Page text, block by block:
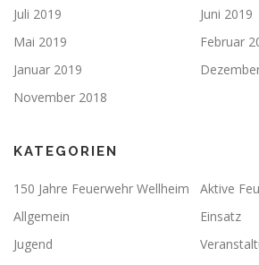
Juli 2019
Juni 2019
Mai 2019
Februar
Januar 2019
November 2018
KATEGORIEN
150 Jahre Feuerwehr Wellheim
Aktive
Allgemein
Einsatz
Jugend